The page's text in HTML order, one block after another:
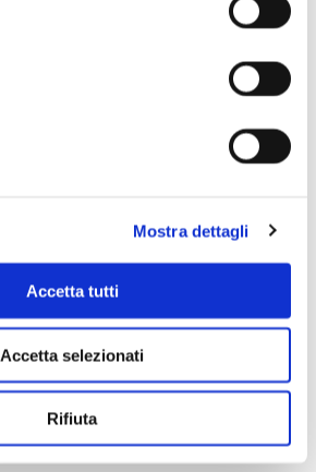
Mostra dettagli
Accetta tutti
Accetta selezionati
Rifiuta
Scopri di più